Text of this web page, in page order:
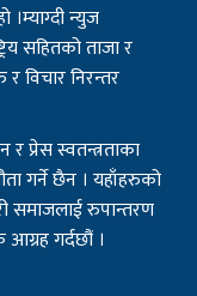
।म्याग्दी न्युज
सहितको ताजा र
विचार निरन्तर
र प्रेस स्वतन्त्रताका
गर्ने छैन । यहाँहरुको
समाजलाई रुपान्तरण
आग्रह गर्दछौं ।